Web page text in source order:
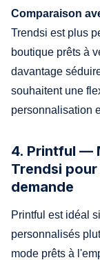
Comparaison
Trendsi est plus
boutique prêts à
davantage
souhaitent une
personnalisation
4. Printful —
Trendsi pour
demande
Printful est idéal
personnalisés
mode prêts à